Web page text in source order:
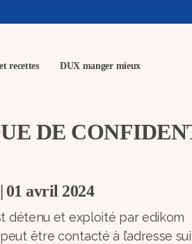
recettes DUX manger mieux
DE
| 01 avril 2024
détenu et exploité par edikom
être contacté à l’adresse